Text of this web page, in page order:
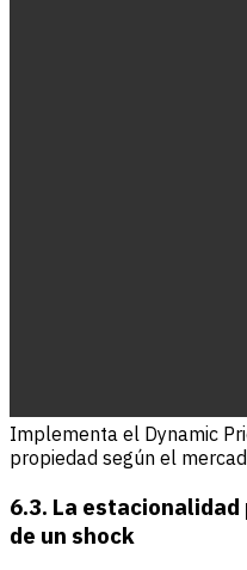
Implementa el Dynamic
propiedad según el
6.3. La
de un shock